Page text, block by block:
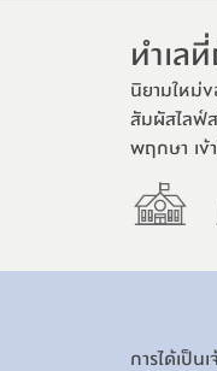
ทําเล
นิยามใหม่ข
สัมผัสไลฟ์
พฤกษา เข้
การได้เป็